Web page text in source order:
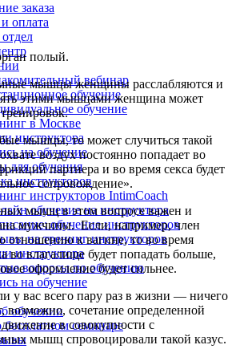
заказа
оплата
вебинар
обучение
обучение
в Москве
инструктора
на обучение
для обучения
инструкторов
инструкторов IntimCoach
обучение на инструктора
обучение инструкторов
на тренинг инструкторов
инструктора
вопросы по обучению
на обучение
обучении
семинаре
полый.
мышцы женщины расслабляются и
этими мышцами женщина может
мышцы, то может случиться такой
воздух постоянно попадает во
партнера и во время секса будет
сопровождение».
мышц в этом вопросе важен и
мужчины. Если, например, член
отношению к вагине, то во время
во влагалище будет попадать больше,
оформление будет сильнее.
у вас всего пару раз в жизни — ничего
возможно, сочетание определенной
в совокупности с
мышц спровоцировали такой казус.